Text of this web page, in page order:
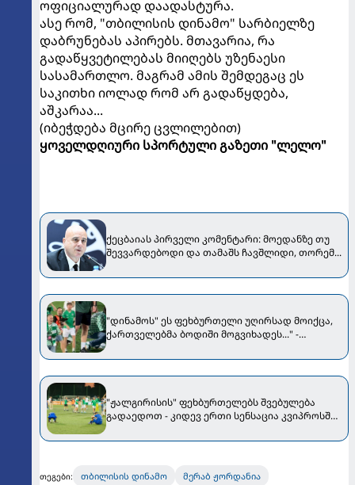
ოფიციალურად დაადასტურა.
ასე რომ, "თბილისის დინამო" სარბიელზე
დაბრუნებას აპირებს. მთავარია, რა
გადაწყვეტილებას მიიღებს უზენაესი
სასამართლო. მაგრამ ამის შემდეგაც ეს
საკითხი იოლად რომ არ გადაწყდება,
აშკარაა...
(იბეჭდება მცირე ცვლილებით)
ყოველდღიური სპორტული გაზეთი "ლელო"
ქეცბაიას პირველი კომენტარი: მოედანზე თუ
შევვარდებოდი და თამაშს ჩავშლიდი, თორემ...
"დინამოს" ეს ფეხბურთელი უღირსად მოიქცა,
ქართველებმა ბოდიში მოგვიხადეს..." -
ავრცელებს
"ჟალგირისის" ფეხბურთელებს შვებულება
გადაედოთ - კიდევ ერთი სენსაცია კვიპროსში
თეგები: თბილისის დინამო მერაბ ჟორდანია